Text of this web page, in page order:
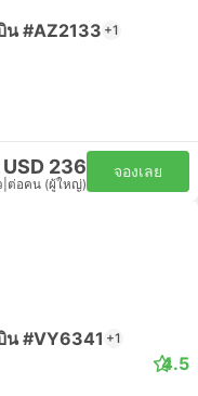
น #AZ2133 +1
USD 236
ต่อคน (ผู้ใหญ่)
จองเลย
น #VY6341 +1
4.5